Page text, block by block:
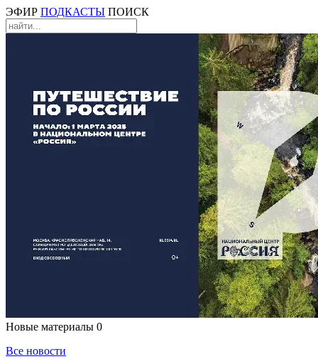
ЭФИР ПОДКАСТЫ ПОИСК
Новые материалы 0
Все новости